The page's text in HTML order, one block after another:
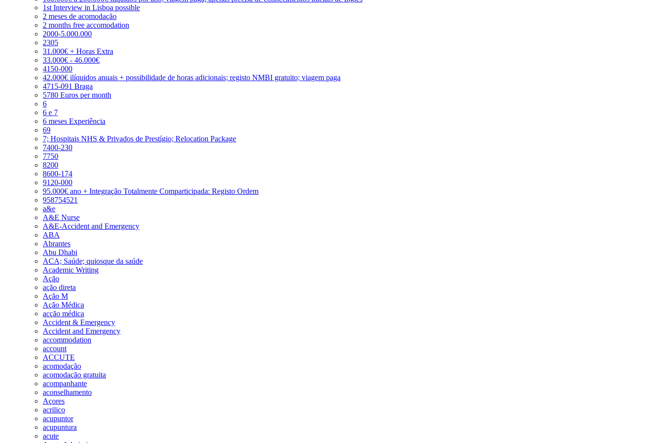
1st Interview in Lisboa possible
2 meses de acomodação
2 months free accomodation
2000-5.000.000
2305
31.000€ + Horas Extra
33.000€ - 46.000€
4150-000
42.000€ ilíquidos anuais + possibilidade de horas adicionais; registo NMBI gratuito; viagem paga
4715-091 Braga
5780 Euros per month
6
6 e 7
6 meses Experiência
69
7; Hospitais NHS & Privados de Prestígio; Relocation Package
7400-230
7750
8200
8600-174
9120-000
95.000€ ano + Integração Totalmente Comparticipada: Registo Ordem
958754521
a&e
A&E Nurse
A&E-Accident and Emergency
ABA
Abrantes
Abu Dhabi
ACA; Saúde; quiosque da saúde
Academic Writing
Ação
ação direta
Ação M
Ação Médica
acção médica
Accident & Emergency
Accident and Emergency
accommodation
account
ACCUTE
acomodação
acomodação gratuita
acompanhante
aconselhamento
Açores
acrilico
acupuntor
acupuntura
acute